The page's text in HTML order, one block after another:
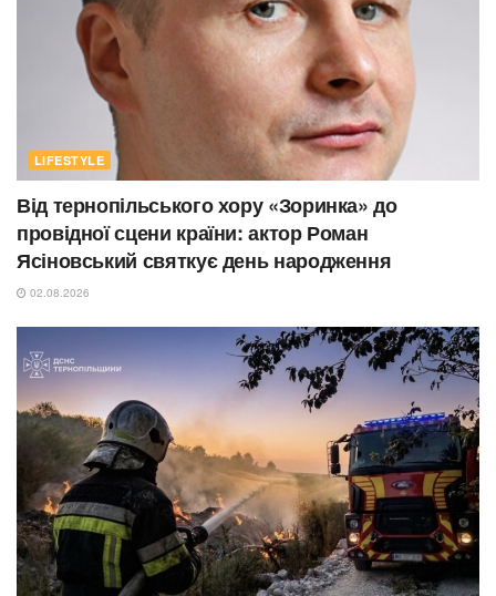
LIFESTYLE
Від тернопільського хору «Зоринка» до
провідної сцени країни: актор Роман
Ясіновський святкує день народження
02.08.2026